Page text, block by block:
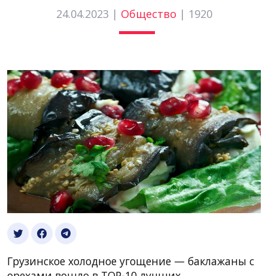
24.04.2023 | Общество | 1920
Грузинское холодное угощение — баклажаны с